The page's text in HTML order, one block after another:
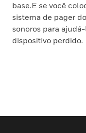
base.E se você
sistema de pager
sonoros para
dispositivo perdido.